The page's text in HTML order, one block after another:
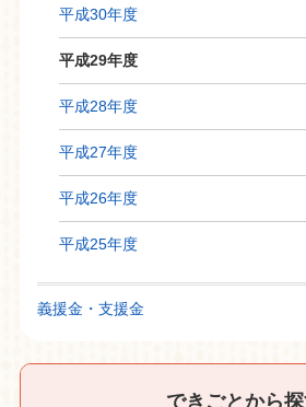
平成30年度
平成29年度
平成28年度
平成27年度
平成26年度
平成25年度
義援金・支援金
できごとから